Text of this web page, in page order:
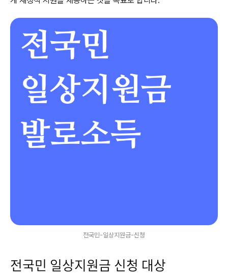
전국민-일상지원금-신청
전국민 일상지원금 신청 대상